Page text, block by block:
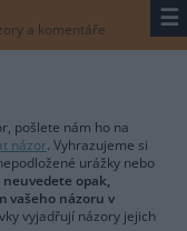
a komentáře ☰
pošlete nám ho na
názor. Vyhrazujeme si
urážky nebo
neuvedete opak,
vašeho názoru v
vyjadřují názory jejich